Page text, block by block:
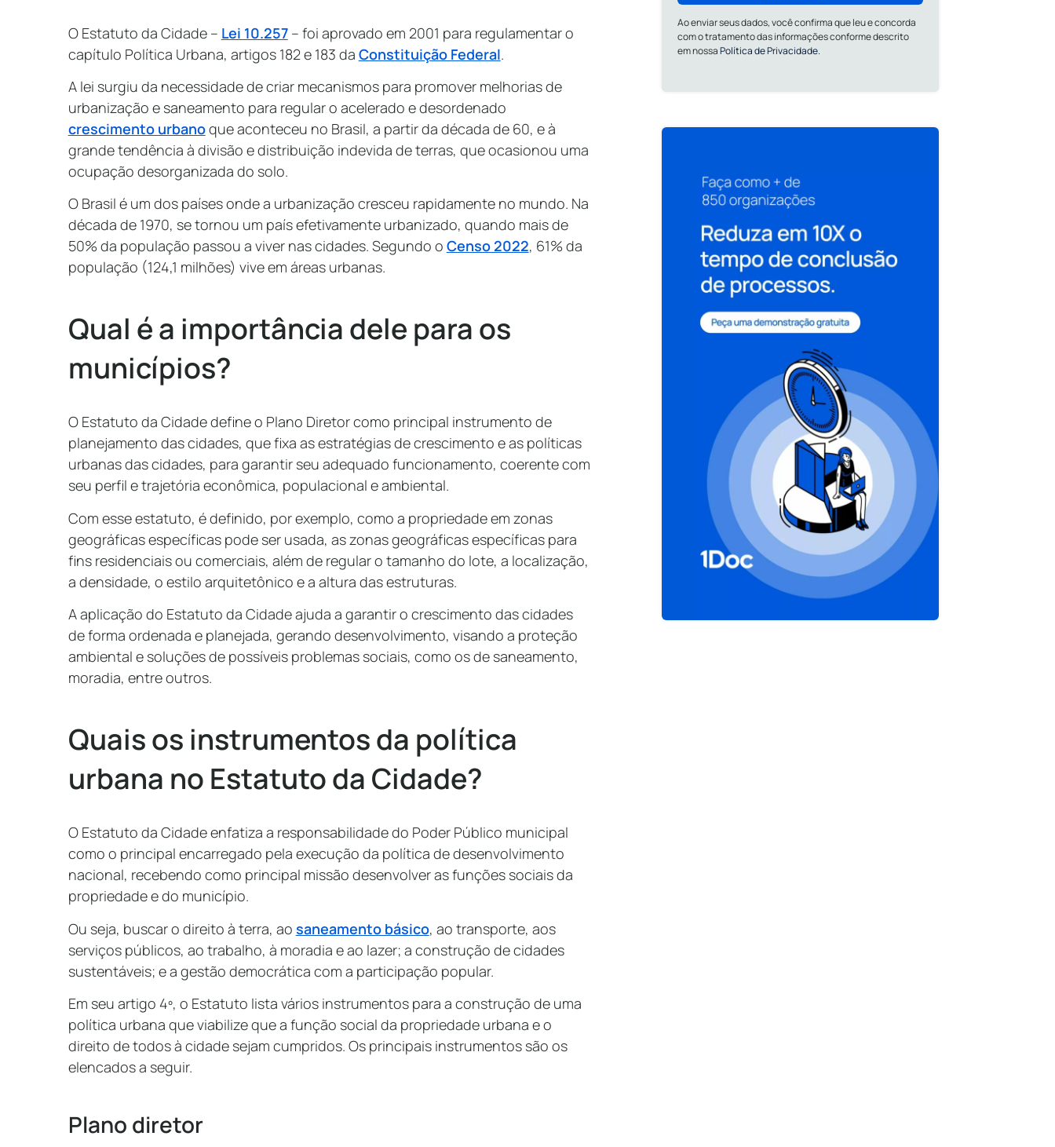
O Estatuto da Cidade – Lei 10.257– foi aprovado em 2001 para regulamentar o
capítulo Política Urbana, artigos 182 e 183 da Constituição Federal.
A lei surgiu da necessidade de criar mecanismos para promover melhorias de
urbanização e saneamento para regular o acelerado e desordenado
crescimento urbanoque aconteceu no Brasil, a partir da década de 60, e à
grande tendência à divisão e distribuição indevida de terras, que ocasionou uma
ocupação desorganizada do solo.
O Brasil é um dos países onde a urbanização cresceu rapidamente no mundo. Na
década de 1970, se tornou um país efetivamente urbanizado, quando mais de
50% da população passou a viver nas cidades. Segundo o Censo 2022, 61% da
população (124,1 milhões) vive em áreas urbanas.
Qual é a importância dele para os
municípios?
O Estatuto da Cidade define o Plano Diretor como principal instrumento de
planejamento das cidades, que fixa as estratégias de crescimento e as políticas
urbanas das cidades, para garantir seu adequado funcionamento, coerente com
seu perfil e trajetória econômica, populacional e ambiental.
Com esse estatuto, é definido, por exemplo, como a propriedade em zonas
geográficas específicas pode ser usada, as zonas geográficas específicas ​​para
fins residenciais ou comerciais, além de regular o tamanho do lote, a localização,
a densidade, o estilo arquitetônico e a altura das estruturas.
A aplicação do Estatuto da Cidade ajuda a garantir o crescimento das cidades
de forma ordenada e planejada, gerando desenvolvimento, visando a proteção
ambiental e soluções de possíveis problemas sociais, como os de saneamento,
moradia, entre outros.
Quais os instrumentos da política
urbana no Estatuto da Cidade?
O Estatuto da Cidade enfatiza a responsabilidade do Poder Público municipal
como o principal encarregado pela execução da política de desenvolvimento
nacional, recebendo como principal missão desenvolver as funções sociais da
propriedade e do município.
Ou seja, buscar o direito à terra, ao saneamento básico, ao transporte, aos
serviços públicos, ao trabalho, à moradia e ao lazer; a construção de cidades
sustentáveis; e a gestão democrática com a participação popular.
Em seu artigo 4º, o Estatuto lista vários instrumentos para a construção de uma
política urbana que viabilize que a função social da propriedade urbana e o
direito de todos à cidade sejam cumpridos. Os principais instrumentos são os
elencados a seguir.
Plano diretor
Ao enviar seus dados, você confirma que leu e concorda
com o tratamento das informações conforme descrito
em nossaPolítica de Privacidade.